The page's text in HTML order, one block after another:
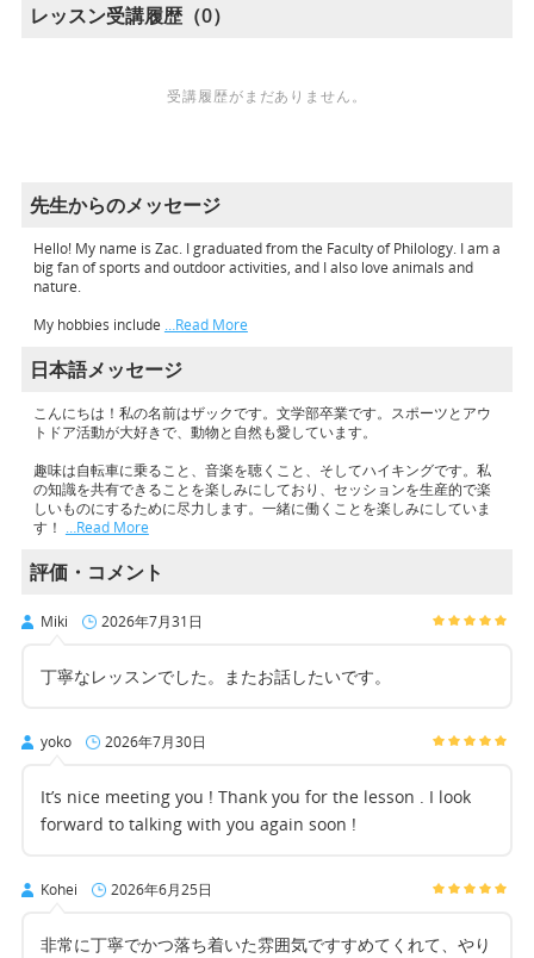
レッスン受講履歴（0）
受講履歴がまだありません。
先生からのメッセージ
Hello! My name is Zac. I graduated from the Faculty of Philology. I am a
big fan of sports and outdoor activities, and I also love animals and
nature.
My hobbies include …Read More
日本語メッセージ
こんにちは！私の名前はザックです。文学部卒業です。スポーツとアウ
トドア活動が大好きで、動物と自然も愛しています。
趣味は自転車に乗ること、音楽を聴くこと、そしてハイキングです。私
の知識を共有できることを楽しみにしており、セッションを生産的で楽
しいものにするために尽力します。一緒に働くことを楽しみにしていま
す！ …Read More
評価・コメント
Miki 2026年7月31日
丁寧なレッスンでした。またお話したいです。
yoko 2026年7月30日
It’s nice meeting you ! Thank you for the lesson . I look
forward to talking with you again soon !
Kohei 2026年6月25日
非常に丁寧でかつ落ち着いた雰囲気ですすめてくれて、やり